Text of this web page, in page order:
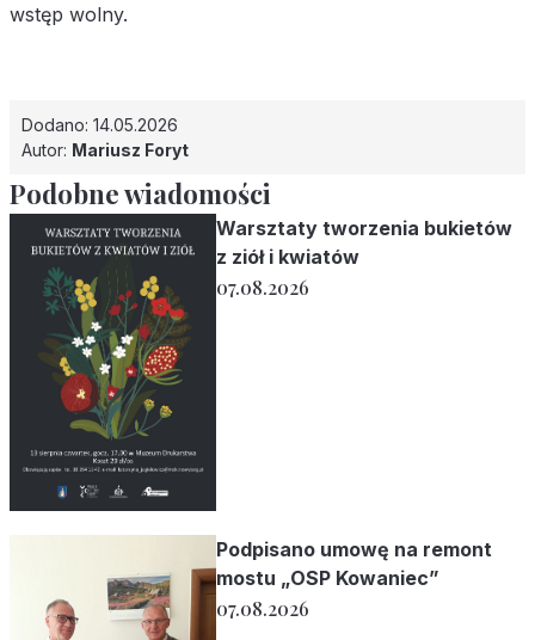
wstęp wolny.
Dodano: 14.05.2026
Autor: Mariusz Foryt
Podobne wiadomości
Warsztaty tworzenia bukietów
z ziół i kwiatów
07.08.2026
Podpisano umowę na remont
mostu „OSP Kowaniec”
07.08.2026